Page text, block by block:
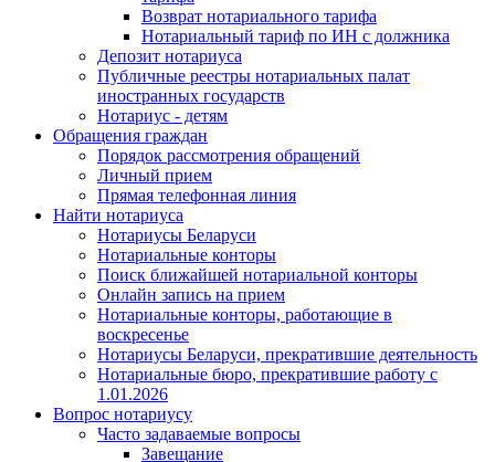
Возврат нотариального тарифа
Нотариальный тариф по ИН с должника
Депозит нотариуса
Публичные реестры нотариальных палат
иностранных государств
Нотариус - детям
Обращения граждан
Порядок рассмотрения обращений
Личный прием
Прямая телефонная линия
Найти нотариуса
Нотариусы Беларуси
Нотариальные конторы
Поиск ближайшей нотариальной конторы
Онлайн запись на прием
Нотариальные конторы, работающие в
воскресенье
Нотариусы Беларуси, прекратившие деятельность
Нотариальные бюро, прекратившие работу с
1.01.2026
Вопрос нотариусу
Часто задаваемые вопросы
Завещание